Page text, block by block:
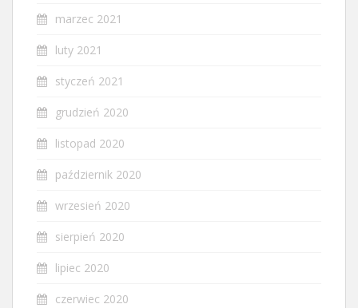
marzec 2021
luty 2021
styczeń 2021
grudzień 2020
listopad 2020
październik 2020
wrzesień 2020
sierpień 2020
lipiec 2020
czerwiec 2020